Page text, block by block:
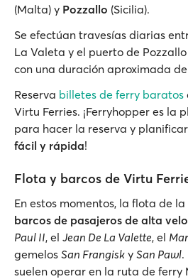
(Malta) y Pozzallo (Sicilia).
Se efectúan travesías diarias
La Valeta y el puerto de
con una duración aproximada de
Reserva billetes de ferry baratos
Virtu Ferries. ¡Ferryhopper es la
para hacer la reserva y
fácil y rápida!
Flota y barcos de Virtu
En estos momentos, la flota de
barcos de pasajeros de alta
Paul II, el Jean De La Valette, el
gemelos San Frangisk y San Pawl.
suelen operar en la ruta de ferry